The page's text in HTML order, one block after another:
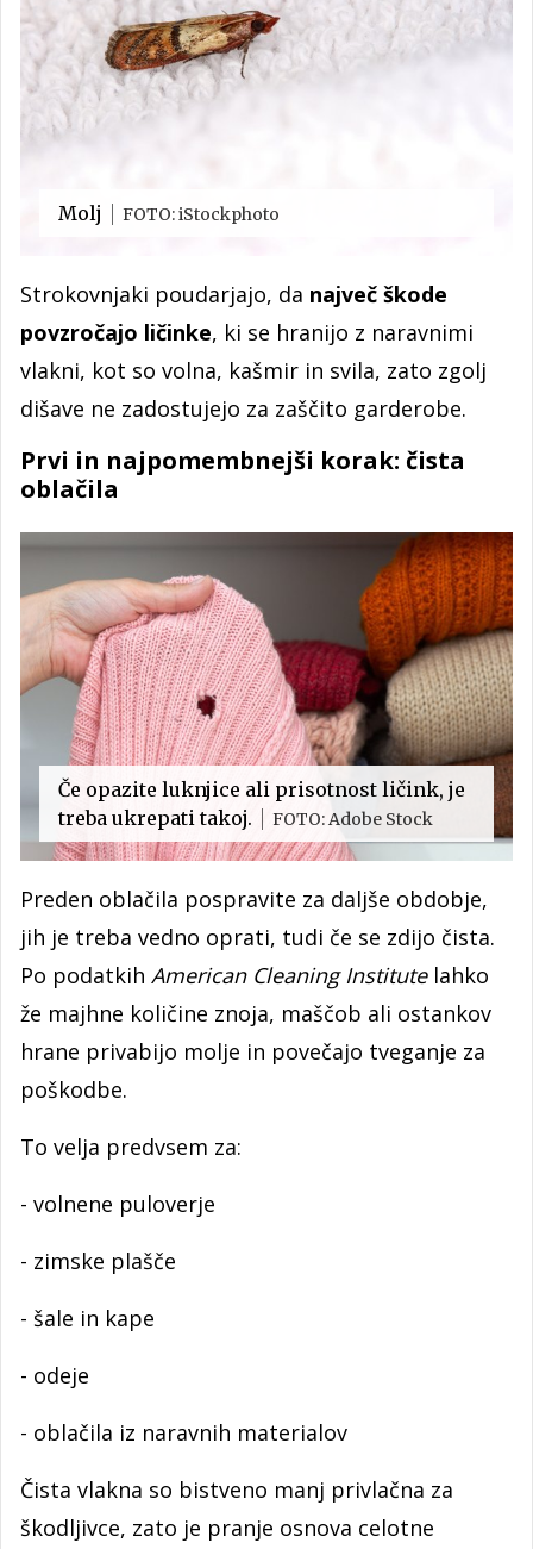
Molj FOTO: iStockphoto
Strokovnjaki poudarjajo, da največ škode
povzročajo ličinke, ki se hranijo z naravnimi
vlakni, kot so volna, kašmir in svila, zato zgolj
dišave ne zadostujejo za zaščito garderobe.
Prvi in najpomembnejši korak: čista
oblačila
Če opazite luknjice ali prisotnost ličink, je
treba ukrepati takoj.
FOTO: Adobe Stock
Preden oblačila pospravite za daljše obdobje,
jih je treba vedno oprati, tudi če se zdijo čista.
Po podatkih American Cleaning Institute lahko
že majhne količine znoja, maščob ali ostankov
hrane privabijo molje in povečajo tveganje za
poškodbe.
To velja predvsem za:
- volnene puloverje
- zimske plašče
- šale in kape
- odeje
- oblačila iz naravnih materialov
Čista vlakna so bistveno manj privlačna za
škodljivce, zato je pranje osnova celotne